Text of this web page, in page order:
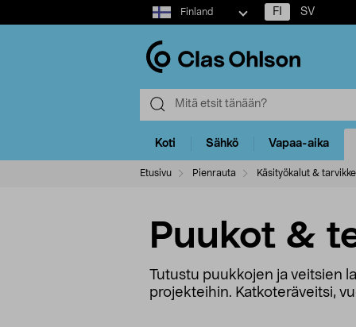
Select
market
Finland FI SV
Koti Sähkö Vapaa-aika
Etusivu Pienrauta Käsityökalut &
Puukot &
Tutustu puukkojen ja veitsien
projekteihin. Katkoteräveitsi,